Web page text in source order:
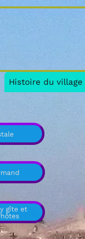
Histoire du village
gîte et